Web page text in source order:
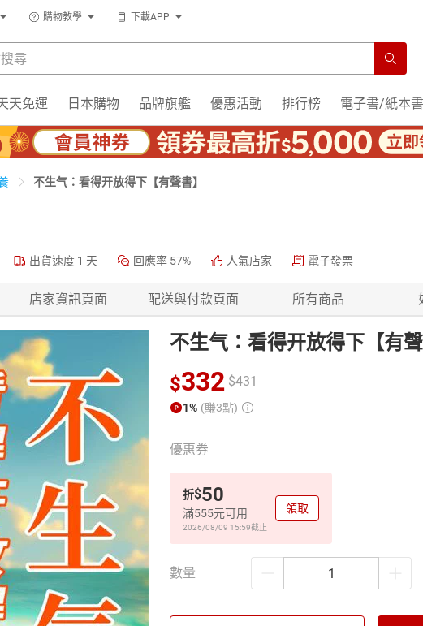
購物教學 下載APP
天免運 日本購物 品牌旗艦 優惠活動 排行榜 電子書/紙本書
不生气：看得开放得下【有聲書】
出貨速度 1 天 回應率 57% 人氣店家 電子發票
店家資訊頁面 配送與付款頁面 所有商品
不生气：看得开放得下【有
$332 $431
1% (賺3點)
優惠券
折$50
滿555元可用
2026/08/09 15:59截止
領取
數量